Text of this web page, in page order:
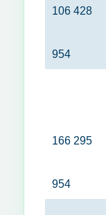
106 428
954
166 295
954